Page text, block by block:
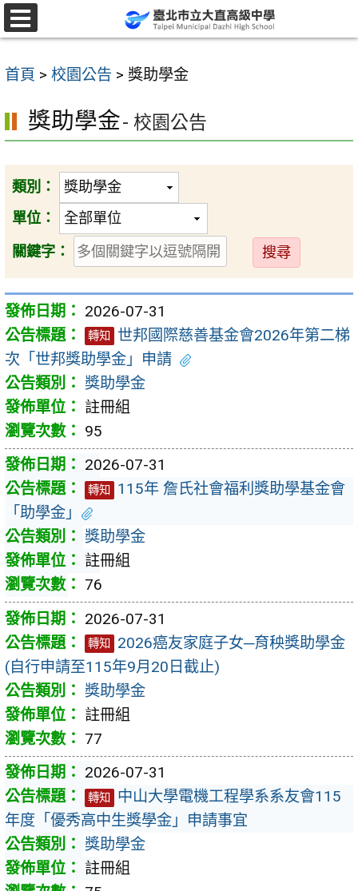
跳
至
要
容
首頁 > 校園公告 > 獎助學金
獎助學金- 校園公告
類別：
單位：
關鍵字：
送
出
2026-07-31
轉知
世邦國際慈善基金會2026年第二梯
次「世邦獎助學金」申請
獎助學金
註冊組
95
2026-07-31
轉知
115年 詹氏社會福利獎助學基金會
「助學金｣
獎助學金
註冊組
76
2026-07-31
轉知
2026癌友家庭子女─育秧獎助學金
(自行申請至115年9月20日截止)
獎助學金
註冊組
77
2026-07-31
轉知
中山大學電機工程學系系友會115
年度「優秀高中生獎學金」申請事宜
獎助學金
註冊組
選
單